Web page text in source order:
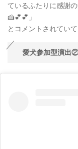
ているふたりに感謝
🍰💕💕」
とコメントされてい
愛犬参加型演出